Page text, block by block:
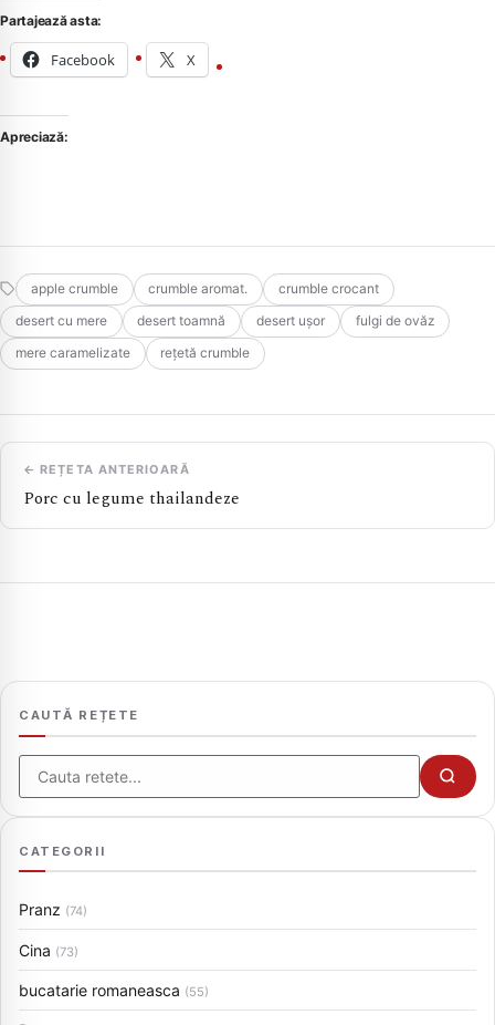
Partajează asta:
Facebook X
Apreciază:
apple crumble crumble aromat.
crumble crocant
desert cu mere
desert toamnă desert ușor
fulgi de ovăz
mere caramelizate
rețetă crumble
← REȚETA ANTERIOARĂ
Porc cu legume thailandeze
CAUTĂ REȚETE
Cauta
CATEGORII
Pranz (74)
Cina (73)
bucatarie romaneasca (55)